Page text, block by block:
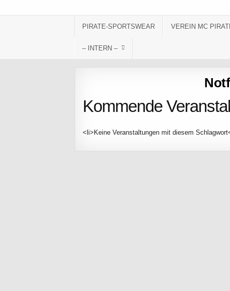
PIRATE-SPORTSWEAR VEREIN MC
– INTERN –
Kommende
<li>Keine Veranstaltungen mit diesem